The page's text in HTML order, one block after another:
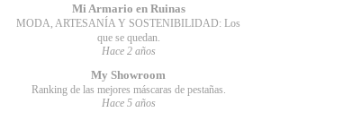
Mi Armario en Ruinas
MODA, ARTESANÍA Y SOSTENIBILIDAD: Los
que se quedan.
Hace 2 años
My Showroom
Ranking de las mejores máscaras de pestañas.
Hace 5 años